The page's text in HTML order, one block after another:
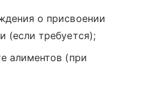
о присвоении
(если требуется);
алиментов (при